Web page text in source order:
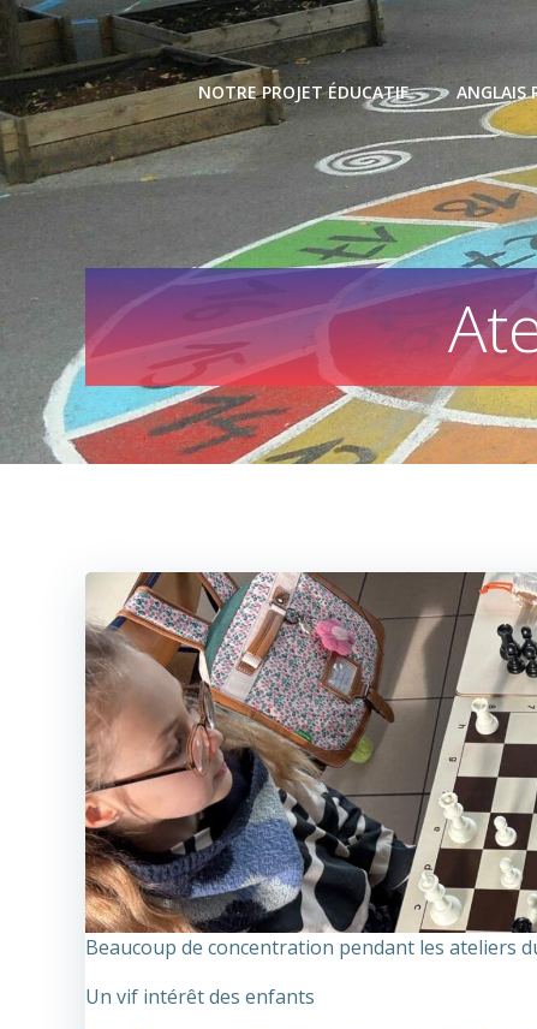
Skip
to
content
NOTRE PROJET ÉDUCATIF ANGLAIS
Beaucoup de concentration pendant les ateliers
Un vif intérêt des enfants